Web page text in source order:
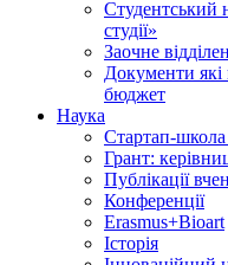
Студентський
студії»
Заочне
Документи які
бюджет
Наука
Стартап-
Грант:
Публікації
Конференції
Erasmus+Bioart
Історія